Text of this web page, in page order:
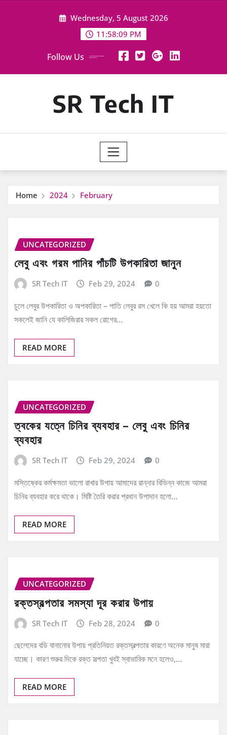
Wednesday, 5 August 2026
11:58:10 PM
Follow Us
SR Tech IT
Home 2024 February
UNCATEGORIZED
লেবু এবং গরম পানির পাঁচটি উপকারিতা জানুন
SR Tech IT Feb 29, 2024 0
চুলে লেবুর উপকারিতা ও অপকারিতা – পাতি লেবুর রস খেলে কি হয় আমরা হয়তো
সকলেই জানি যে কালিজিরার সকল রোগের…
READ MORE
UNCATEGORIZED
ত্বকের যত্নে চিনির ব্যবহার – লেবু এবং চিনির
ব্যবহার
SR Tech IT Feb 29, 2024 0
মস্তিষ্কের কর্মক্ষমতা ভালো রাখার উপায় আমাদের রান্নার বিভিন্ন কাজে আমরা
চিনির ব্যবহার করে থাকে। মিষ্টি তৈরি করার প্রধান উপাদান হলো…
READ MORE
UNCATEGORIZED
রক্তস্বল্পতার সমস্যা দূর করার উপায়
SR Tech IT Feb 28, 2024 0
ছেলেদের বডি বানানোর উপায় প্রতিনিয়ত রক্তস্বল্পতার কারণে অনেক মানুষ মারা
যাচ্ছে। কারণ শুরুর দিকে রক্ত সল্পতা খুবই স্বাভাবিক মনে হলেও,…
READ MORE